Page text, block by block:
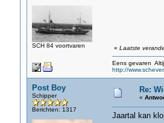
SCH 84 voortvaren « Laatste
Eens gevaren
http://
Post Boy
Schipper
Berichten: 1317
Re:
«
Jaartal kan